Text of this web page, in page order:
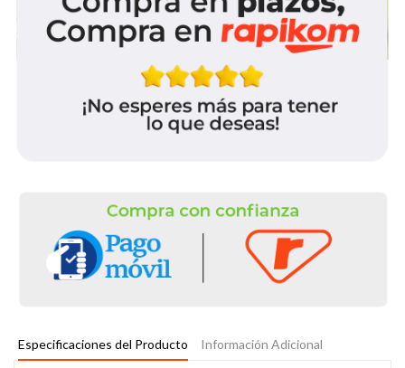
Especificaciones del Producto Información Adicional